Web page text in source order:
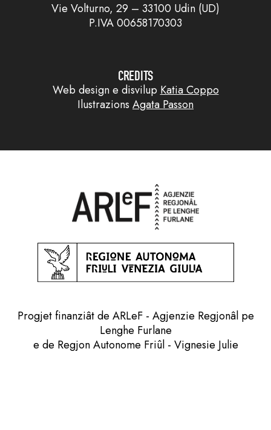
Vie Volturno, 29 – 33100 Udin (UD)
P.IVA 00658170303
CREDITS
Web design e disvilup Katia Coppo
Ilustrazions Agata Passon
Progjet finanziât de ARLeF - Agjenzie Regjonâl pe
Lenghe Furlane
e de Regjon Autonome Friûl - Vignesie Julie